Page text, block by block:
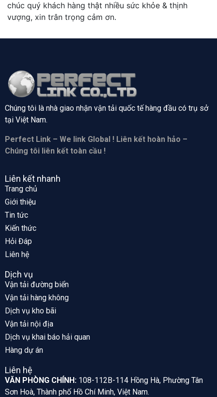
chúc quý khách hàng thật nhiều sức khỏe & thịnh
vượng, xin trân trọng cảm ơn.
Chúng tôi là nhà giao nhận vận tải quốc tế hàng đầu có trụ sở
tại Việt Nam.
Perfect Link – We link Global ! Liên kết hoàn hảo –
Chúng tôi liên kết toàn cầu !
Liên kết nhanh
Trang chủ
Giới thiệu
Tin tức
Kiến thức
Hỏi Đáp
Liên hệ
Dịch vụ
Vận tải đường biển
Vận tải hàng không
Dịch vụ kho bãi
Vận tải nội địa
Dịch vụ khai báo hải quan
Hàng dự án
Liên hệ
VĂN PHÒNG CHÍNH: 108-112B-114 Hồng Hà, Phường Tân
Sơn Hoà, Thành phố Hồ Chí Minh, Việt Nam.